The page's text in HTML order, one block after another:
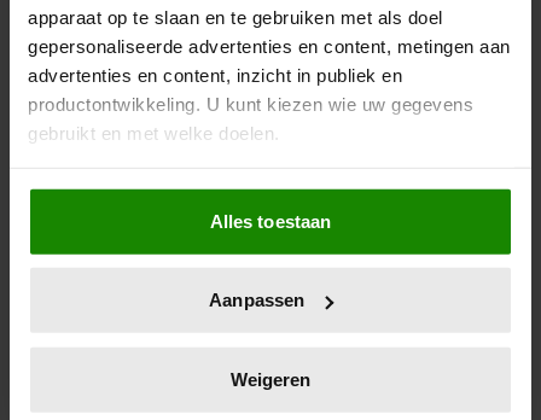
apparaat op te slaan en te gebruiken met als doel
gepersonaliseerde advertenties en content, metingen aan
advertenties en content, inzicht in publiek en
productontwikkeling. U kunt kiezen wie uw gegevens
gebruikt en met welke doelen.
Als u het toestaat, willen we ook graag:
Informatie verzamelen over uw geografische locatie,
die tot een paar meter nauwkeurig kan zijn
op specifieke eigenschappen (fingerprinting)
verwerkt en stel uw voorkeuren in het
Alles toestaan
Aanpassen
Weigeren
Abonneren
Digitaal lezen
Los kopen